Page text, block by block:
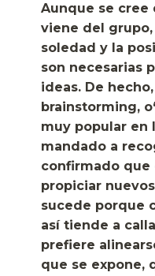
Aunque se
viene del
soledad y la
son necesarias
ideas. De
brainstorming,
muy popular en
mandado a
confirmado que
propiciar
sucede porque
así tiende a
prefiere
que se expone,